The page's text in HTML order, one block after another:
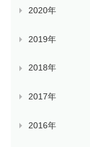
2020年
2019年
2018年
2017年
2016年